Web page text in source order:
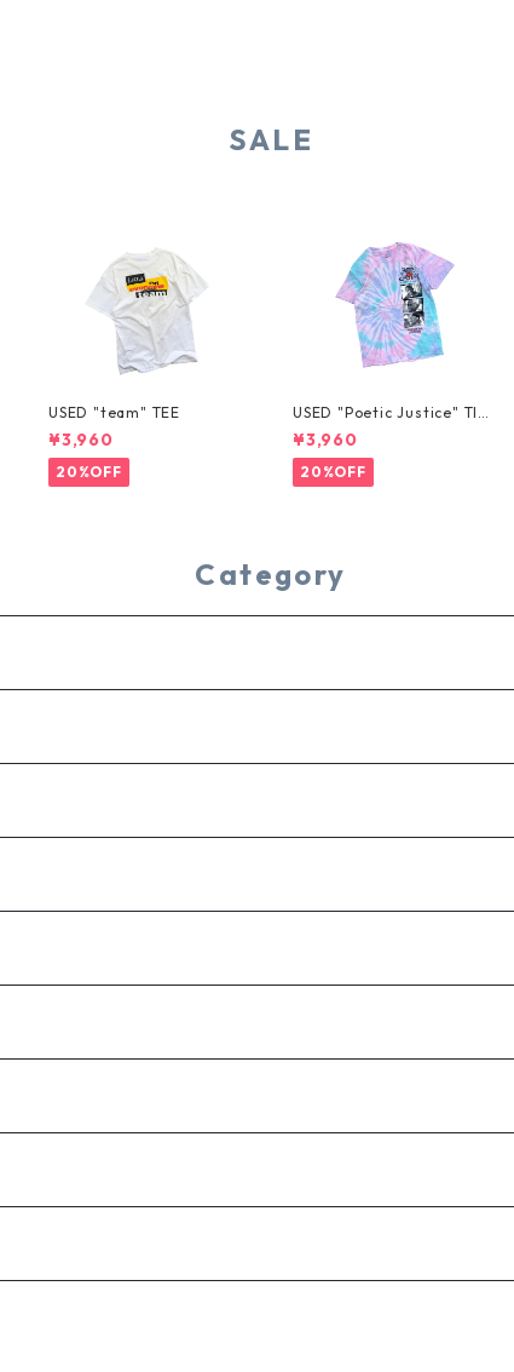
SALE
USED "team" TEE
¥3,960
20%OFF
USED "Poetic Justice" TIE
-DYE TEE
¥3,960
20%OFF
Category